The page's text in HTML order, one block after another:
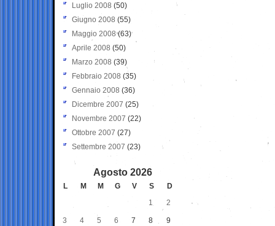
Luglio 2008 (50)
Giugno 2008 (55)
Maggio 2008(63)
Aprile 2008 (50)
Marzo 2008 (39)
Febbraio 2008 (35)
Gennaio 2008 (36)
Dicembre 2007 (25)
Novembre 2007 (22)
Ottobre 2007 (27)
Settembre 2007 (23)
Agosto 2026
L M M G V S
D
1
2
3 4 5 6 7 8 9